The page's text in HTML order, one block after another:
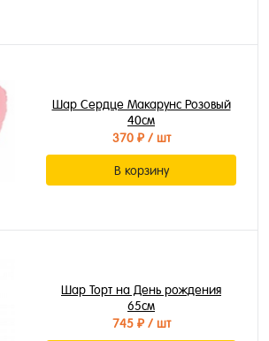
Шар Сердце Макарунс Розовый
40см
370 ₽/ шт
В корзину
Шар Торт на День рождения
65см
745 ₽/ шт